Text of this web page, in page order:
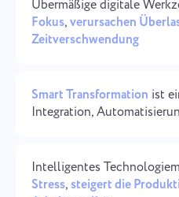
ไ
Übermäßige digitale
Fokus,verursachen
Zeitverschwendung
Smart Transformation ist
Integration,
Intelligentes
Stress, steigert die
Erstellen Sie ein
weisen Sie Rollen zu, um die